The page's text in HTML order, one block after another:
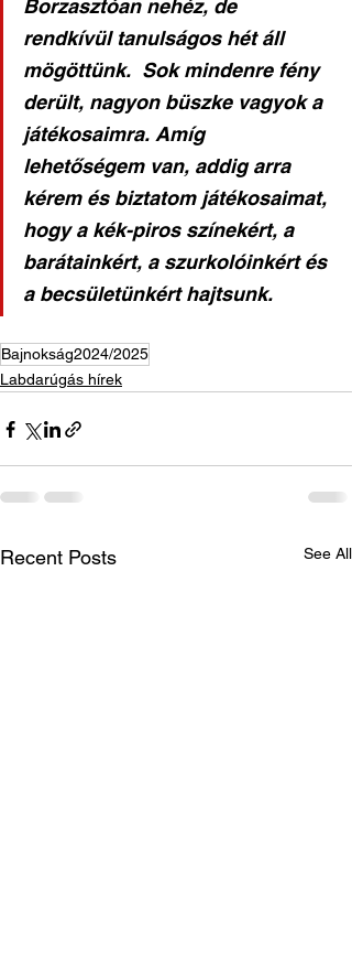
Borzasztóan nehéz, de
rendkívül tanulságos hét áll
mögöttünk.  Sok mindenre fény
derült, nagyon büszke vagyok a
játékosaimra. Amíg
lehetőségem van, addig arra
kérem és biztatom játékosaimat,
hogy a kék-piros színekért, a
barátainkért, a szurkolóinkért és
a becsületünkért hajtsunk.
Bajnokság2024/2025
Labdarúgás hírek
Recent Posts See All